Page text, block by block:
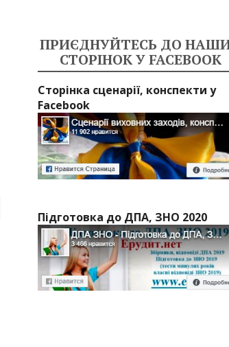
ПРИЄДНУЙТЕСЬ ДО
СТОРІНОК У FACEBOOK
Сторінка сценарії, конспекти у
Facebook
Підготовка до ДПА, ЗНО 2020